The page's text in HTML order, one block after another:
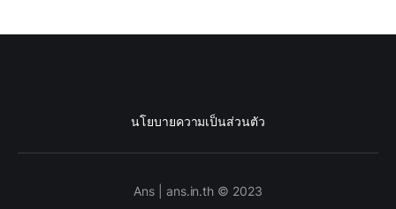
นโยบายความเป็นส่วนตัว
Ans | ans.in.th © 2023